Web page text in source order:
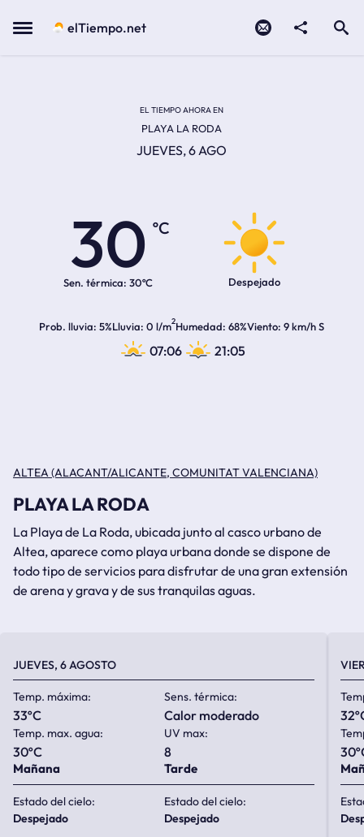
Menu elTiempo.net
EL TIEMPO AHORA EN
PLAYA LA RODA
JUEVES, 6 AGO
30
ºC
Sen. térmica: 30ºC Despejado
Prob. lluvia 5%Lluvia 0 l/m2Humedad 68%Viento 9 km/h S
07:06 21:05
ALTEA (ALACANT/ALICANTE, COMUNITAT VALENCIANA)
PLAYA LA RODA
La Playa de La Roda, ubicada junto al casco urbano de
Altea, aparece como playa urbana donde se dispone de
todo tipo de servicios para disfrutar de una gran extensión
de arena y grava y de sus tranquilas aguas.
JUEVES, 6 AGOSTO
Temp. máxima:
33ºC
Sens. térmica:
calor moderado
Temp. max. agua:
30ºC
UV max:
8
Mañana
Estado del cielo:
despejado
Tarde
Estado del cielo:
despejado